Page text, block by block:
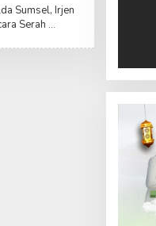
E
H
M
Sumsel, Irjen
Serah